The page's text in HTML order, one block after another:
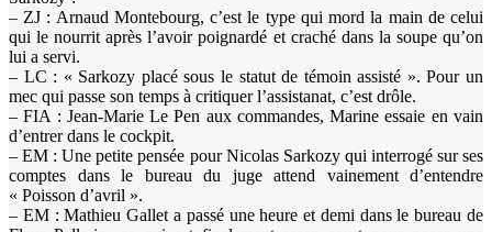
– ZJ : Arnaud Montebourg, c’est le type qui mord la main de celui
qui le nourrit après l’avoir poignardé et craché dans la soupe qu’on
lui a servi.
– LC : « Sarkozy placé sous le statut de témoin assisté ». Pour un
mec qui passe son temps à critiquer l’assistanat, c’est drôle.
– FIA : Jean-Marie Le Pen aux commandes, Marine essaie en vain
d’entrer dans le cockpit.
– EM : Une petite pensée pour Nicolas Sarkozy qui interrogé sur ses
comptes dans le bureau du juge attend vainement d’entendre
« Poisson d’avril ».
– EM : Mathieu Gallet a passé une heure et demi dans le bureau de